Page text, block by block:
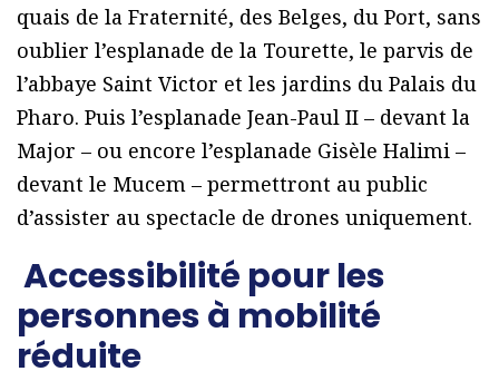
quais de la Fraternité, des Belges, du Port, sans
oublier l’esplanade de la Tourette, le parvis de
l’abbaye Saint Victor et les jardins du Palais du
Pharo. Puis l’esplanade Jean-Paul II – devant la
Major – ou encore l’esplanade Gisèle Halimi –
devant le Mucem – permettront au public
d’assister au spectacle de drones uniquement.
Accessibilité pour les
personnes à mobilité
réduite